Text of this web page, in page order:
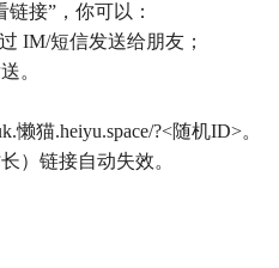
接”，你可以：
IM/短信发送给朋友；
。
懒猫.heiyu.space/?<随机ID>。
）链接自动失效。